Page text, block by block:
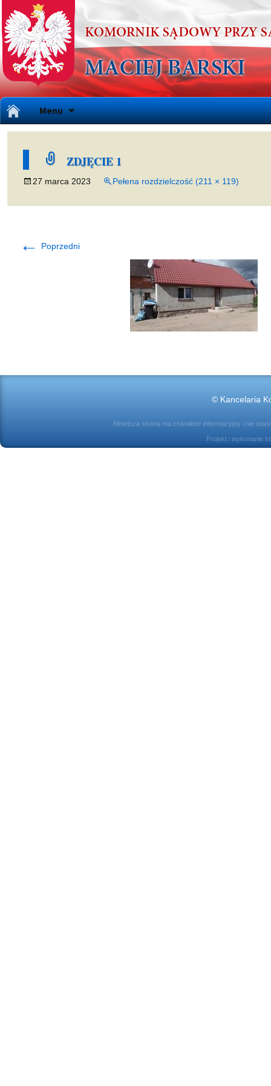
Menu
do
ZDJĘCIE 1
27 marca 2023 Pełena rozdzielczość (211 × 119)
← Poprzedni
© Kancelaria
Niniejsza strona ma charakter informacyjny i nie
Projekt i wykonanie